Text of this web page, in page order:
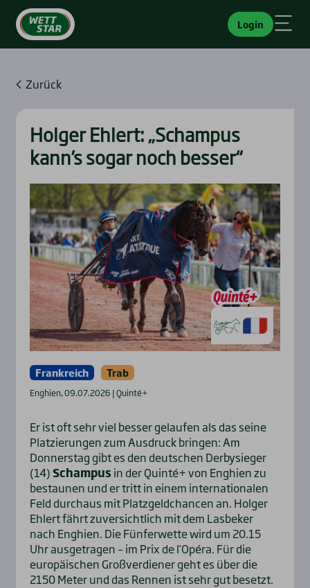
Login
Zurück
Hol­ger Ehlert: „Scham­pus
kann’s sogar noch bes­ser“
Frankreich Trab
Enghien, 09.07.2026 | Quinté+
Er ist oft sehr viel besser gelaufen als das seine
Platzierungen zum Ausdruck bringen: Am
Donnerstag gibt es den deutschen Derbysieger
(14)Schampus in der Quinté+ von Enghien zu
bestaunen und er tritt in einem internationalen
Feld durchaus mit Platzgeldchancen an. Holger
Ehlert fährt zuversichtlich mit dem Lasbeker
nach Enghien. Die Fünferwette wird um 20.15
Uhr ausgetragen – im Prix de l’Opéra. Für die
europäischen Großverdiener geht es über die
2150 Meter und das Rennen ist sehr gut besetzt.